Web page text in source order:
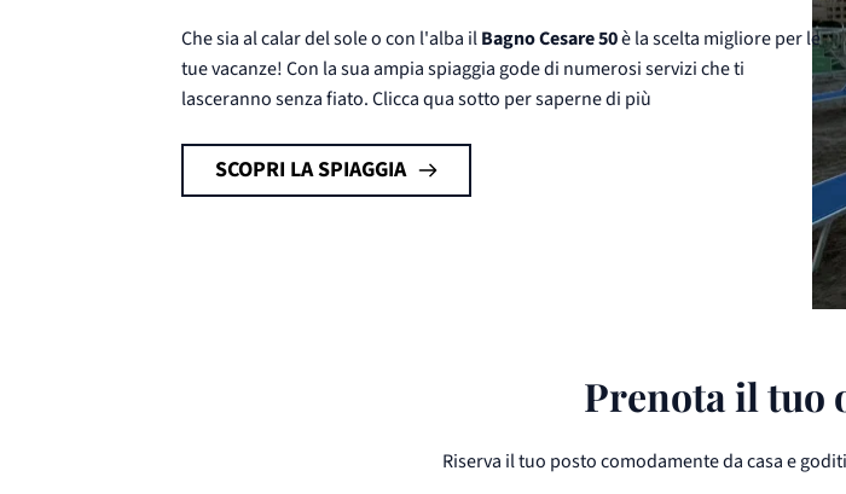
Che sia al calar del sole o con l'alba ilBagno Cesare 50è la scelta migliore per le
tue vacanze! Con la sua ampia spiaggia gode di numerosi servizi che ti
lasceranno senza fiato. Clicca qua sotto per saperne di più
SCOPRI LA SPIAGGIA
Prenota il tuo
Riserva il tuo posto comodamente da casa e